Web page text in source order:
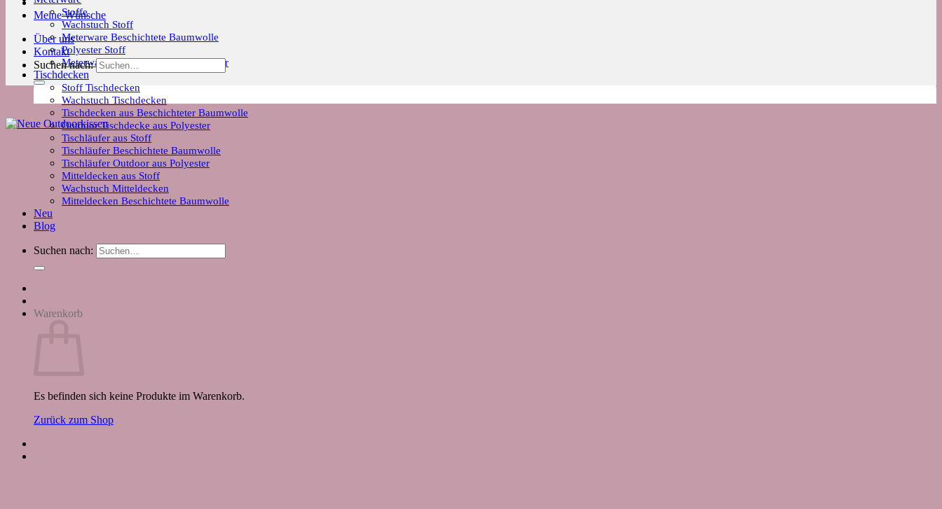
Stoffe
Wachstuch Stoff
Meterware Beschichtete Baumwolle
Polyester Stoff
Meterware Trends & Saisonale Muster
Tischdecken
Stoff Tischdecken
Wachstuch Tischdecken
Tischdecken aus Beschichteter Baumwolle
Outdoor Tischdecke aus Polyester
Tischläufer aus Stoff
Tischläufer Beschichtete Baumwolle
Tischläufer Outdoor aus Polyester
Mitteldecken aus Stoff
Wachstuch Mitteldecken
Mitteldecken Beschichtete Baumwolle
Neu
Blog
Suchen nach:
Warenkorb
Es befinden sich keine Produkte im Warenkorb.
Zurück zum Shop
Meine Wünsche
Über uns
Kontakt
Suchen nach: